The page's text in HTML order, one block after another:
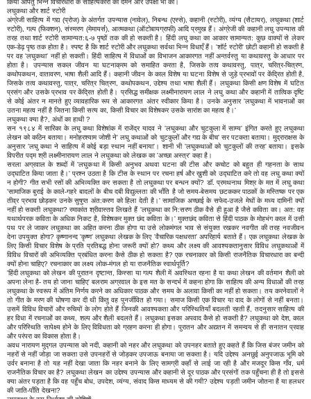
किया अपितु भिन्न विचारधारा के साहित्यकारों का दमन और उपेक्षा भी की।
लघुकथा और शार्ट स्टोरी
अंग्रेजी साहित्य में गद्य (प्रोज) के अंतर्गत उपन्यास (नावेल), निबन्ध (एस्से), कहानी (स्टोरी), व्यंग्य (सैटायर), लघुकथा (शार्ट
स्टोरी), गल्प (फिक्शन), संस्मरण (मेमायर्स), आत्मकथा (ऑटोबायग्राफी) आदि प्रमुख हैं। अंग्रेजी की कहानी लघु उपन्यास की
तरह तथा शार्ट स्टोरी सामान्यत:६-७ पृष्ठों तक की हो सकती है। हिंदी लघु कथा का आकार सामान्यत: कुछ वाक्यों से लेकर
एक-डेढ़ पृष्ठ तक होता है। स्पष्ट है कि शार्ट स्टोरी और लघुकथा सर्वथा भिन्न विधाएँ हैं। 'शॉर्ट स्टोरी' छोटी कहानी हो सकती है
पर वह 'लघुकथा' नहीं हो सकती। हिंदी साहित्य में विधाओं का विभाजन आकारगत नहीं अन्तर्वस्तु या कथावस्तु के आधार पर
होता है। उपन्यास सकल जीवन या घटनाक्रम को समाहित करता है, जिसके तत्व कथावस्तु, पात्र, चरित्र-चित्रण,
कथोपकथन, वातावरण, भाषा शैली आदि हैं। कहानी जीवन के काल विशेष या घटना विशेष से जुड़े प्रभावों पर केंद्रित होती है,
जिसके तत्व कथावस्तु, पात्र, चरित्र चित्रण, कथोपकथन, उद्देश्य तथा भाषा शैली हैं। लघुकथा किसी क्षण विशेष में घटित
प्रसंग और उसके प्रभाव पर केंद्रित होती है। प्रसिद्ध समीक्षक लक्ष्मीनारायण लाल ने लघु कथा और कहानी में तात्विक दृष्टि
से कोई अंतर न मानते हुए व्यावहारिक रूप से आकारगत अंतर स्वीकार किया है। उनके अनुसार 'लघुकथा में भावनाओं का
उतना महत्व नहीं है जितना किसी सत्य का, किसी विचार का विशेषकर उसके सारांश का महत्व है।'
लघुकथा क्या है?, अंधों का हाथी ?
सन १९८४ में सारिका के लघु कथा विशेषांक में राजेंद्र यादव ने 'लघुकथा और चुटकुला में साम्य' इंगित करते हुए लघुकथा
लेखन को कठिन बताया। मनोहरश्याम जोशी ने' लघु कथाओं को चुटकुलों और गद्य के बीच' सर पटकता बताया। मुद्राराक्षस के
अनुसार 'लघु कथा ने साहित्य में कोई बड़ा स्थान नहीं बनाया'। शानी भी 'लघुकथाओं को चुटकुलों की तरह' बताया। इसके
विपरीत पद्म श्री लक्ष्मीनारायण लाल ने लघुकथा को लेखक का 'अच्छा अस्त्र' कहा है।
सरला अग्रवाल के शब्दों में 'लघुकथा में किसी अनुभव अथवा घटना की टीस और कचोट को बहुत ही गहनता के साथ
उद्घाटित किया जाता है।' प्रश्न उठता है कि टीस के स्थान पर रचना हर्ष और ख़ुशी को उद्घाटित करे तो वह लघु कथा क्यों
न होगी? गीत सभी रसों की अभिव्यक्ति कर सकता है तो लघुकथा पर बन्धन क्यों? डॉ. प्रमथनाथ मिश्र के मत में लघु कथा
'सामाजिक बुराई के काले-गहरे बादलों के बीच दबी विद्युल्लता की भाँति है जो समय-बेसमय छटककर पाठकों के मस्तिष्क पर एक
तीव्र प्रभाव छोड़कर उनके सुषुप्त अंत:करण को हिला देती है।' सामाजिक अच्छाई के सफेद-उजले मेघों के मध्य दामिनी क्यों
नहीं हो सकती लघुकथा? रमाकांत श्रीवास्तव लिखते हैं 'लघुकथा का नि:सरण ठीक वैसे ही हुआ है जैसे कविता का। अत: वह
यथार्थपरक कविता के अधिक निकट है, विशेषकर मुक्त छंद कविता के।' मुक्तछंद कविता से हिंदी पाठक के मोहभंग काल में उसी
पथ पर ले जाकर लघुकथा का अहित करना ठीक होगा या उसे लोकमंगल भाव से संयुक्त रखकर नवगीत की तरह नवजीवन
देना उपयुक्त होगा? कृष्णानन्द 'कृष्ण' लघुकथा लेखक के लिए 'वैचारिक पक्षधरता' अपरिहार्य बताते हैं। एक लघुकथा लेखक के
लिए किसी विचार विशेष के प्रति प्रतिबद्ध होना जरूरी क्यों हो? कथ्य और लक्ष्य की आवश्यकतानुसार विविध लघुकथाओं में
विविध विचारों की अभिव्यक्ति प्रबंधित करना कैसे ठीक हो सकता है? एक रचनाकार को किसी राजनैतिक विचारधारा का बन्दी
क्यों होना चाहिए? रचनाकार का लक्ष्य लोक-मंगल हो या राजनैतिक स्वार्थपूर्ति?
'हिंदी लघुकथा को लेखन की पुरातन दृष्टान्त, किस्सा या गल्प शैली में अवस्थित रहना है या कथा लेखन की वर्तमान शैली को
अपना लेना है- तय हो जाना चाहिए' बलराम अग्रवाल के इस मत के सन्दर्भ में कहना होगा कि साहित्य की अन्य विधाओं की तरह
लघुकथा के स्वरूप में अंतिम निर्णय करने का अधिकार पाठक और समय के अलावा किसी का नहीं हो सकता। तय करनेवालों ने
तो गीत के मरण की घोषणा कर दी थी किंतु वह पुनर्जीवित हो गया। समाज किसी एक विचार या वाद के लोगों से नहीं बनता।
उसमें विविध विचारों और रुचियों के लोग होते हैं जिनकी आवश्यकता और परिस्थितियाँ बदलती रहती हैं, तदनुसार साहित्य की
हर विधा में रचनाओं का कथ्य, शल्प और शैली बदलते हैं। लघुकथा इसका अपवाद कैसे हो सकती है? लघुकथा को देश, काल
और परिस्थिति सापेक्ष्य होने के लिए विविधता को ग्रहण करना ही होगा। पुरातन और अद्यतन में समन्वय से ही सनातन प्रवाह
और परंपरा का विकास होता है।
अवध नारायण मुद्गल उपन्यास को नदी, कहानी को नहर और लघुकथा को उपनहर बताते हुए कहते हैं कि जिस बंजर जमीन को
नहरों से नहीं जोड़ा जा सकता उसे उपनहरों से जोड़कर उपजाऊ बनाया जा सकता है। यदि उद्देश्य अनछुई अनुपजाऊ भूमि को
उर्वर बनाना है तो यह नहीं देखा जाता कि नहर बनाने के लिए सामग्री कहाँ से लाई जा रही है और मजदूर किस गाँव, धर्म
राजनैतिक विचार का है? लघुकथा लेखन का उद्देश्य उपन्यास और कहानी से दूर पाठक और प्रसंगों तक पहुँचना ही है तो इससे
क्या अंतर पड़ता है कि वह पहुँच बोध, उपदेश, व्यंग्य, संवाद किस माध्यम से की गयी? उद्देश्य पड़ती जमीन जोतना है या हलधर
की जाति-पाँति देखना?